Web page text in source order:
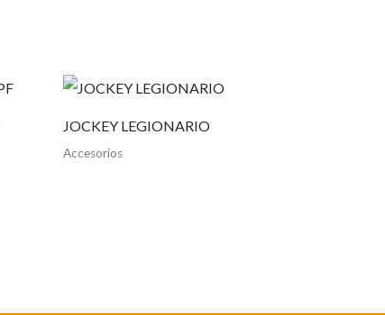
JOCKEY LEGIONARIO
Accesorios